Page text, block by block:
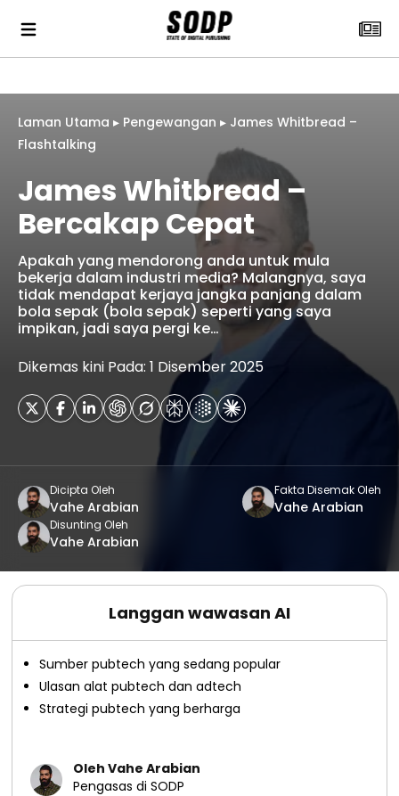
Laman Utama ▸ Pengewangan ▸ James Whitbread –
Flashtalking
James Whitbread –
Bercakap Cepat
Apakah yang mendorong anda untuk mula
bekerja dalam industri media? Malangnya, saya
tidak mendapat kerjaya jangka panjang dalam
bola sepak (bola sepak) seperti yang saya
impikan, jadi saya pergi ke…
Dikemas kini Pada: 1 Disember 2025
Dicipta Oleh
Vahe Arabian
Fakta Disemak Oleh
Vahe Arabian
Disunting Oleh
Vahe Arabian
Langgan wawasan AI
Sumber pubtech yang sedang popular
Ulasan alat pubtech dan adtech
Strategi pubtech yang berharga
Oleh Vahe Arabian
Pengasas di SODP